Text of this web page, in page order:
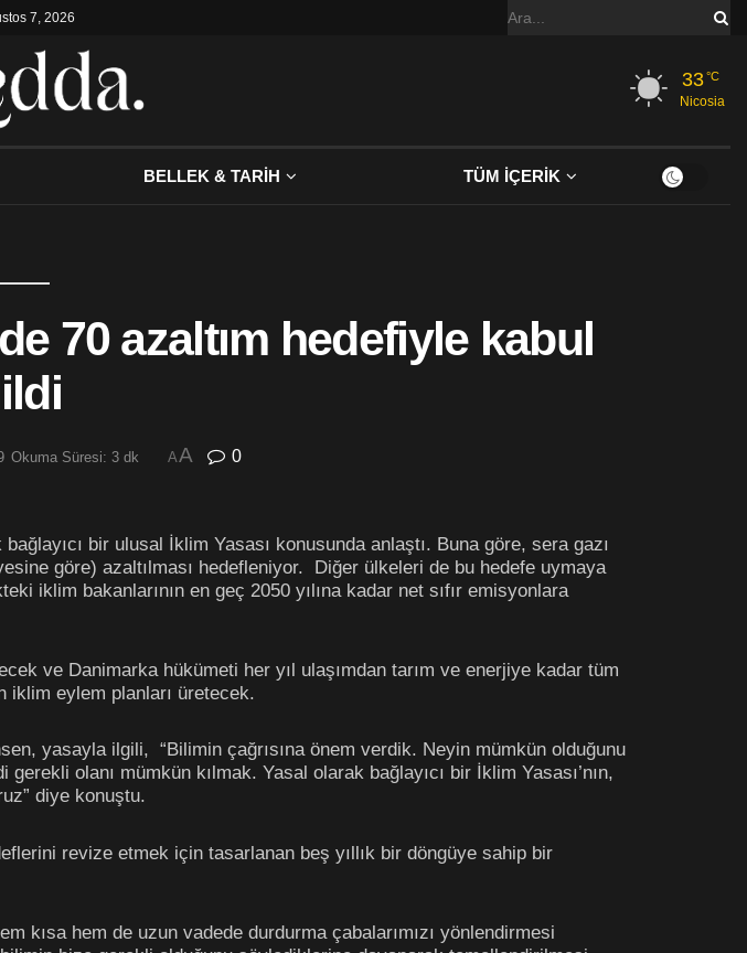
7, 2026
33°C
Nicosia
BELLEK & TARİH TÜM İÇERİK
70 azaltım hedefiyle kabul
Okuma Süresi: 3 dk AA 0
bir ulusal İklim Yasası konusunda anlaştı. Buna göre, sera gazı
göre) azaltılması hedefleniyor. Diğer ülkeleri de bu hedefe uymaya
iklim bakanlarının en geç 2050 yılına kadar net sıfır emisyonlara
ve Danimarka hükümeti her yıl ulaşımdan tarım ve enerjiye kadar tüm
eylem planları üretecek.
yasayla ilgili, “Bilimin çağrısına önem verdik. Neyin mümkün olduğunu
olanı mümkün kılmak. Yasal olarak bağlayıcı bir İklim Yasası’nın,
diye konuştu.
revize etmek için tasarlanan beş yıllık bir döngüye sahip bir
kısa hem de uzun vadede durdurma çabalarımızı yönlendirmesi